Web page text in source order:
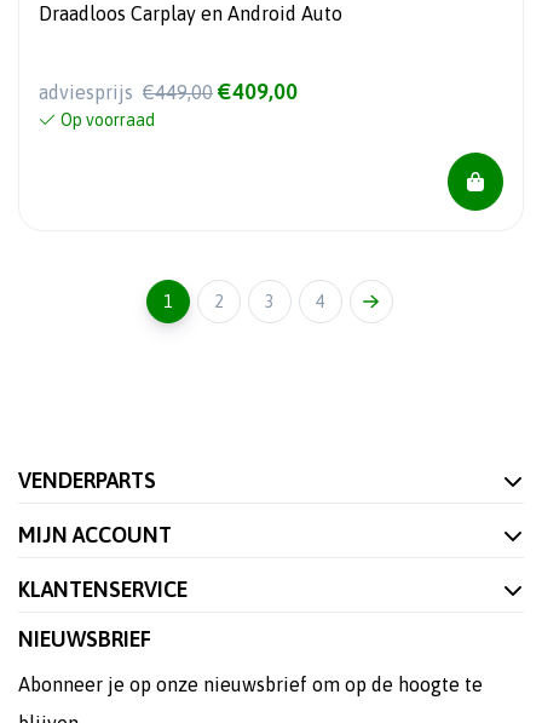
Draadloos Carplay en Android Auto
adviesprijs €449,00 €409,00
Op voorraad
1 2 3 4
VENDERPARTS
MIJN ACCOUNT
KLANTENSERVICE
NIEUWSBRIEF
Abonneer je op onze nieuwsbrief om op de hoogte te